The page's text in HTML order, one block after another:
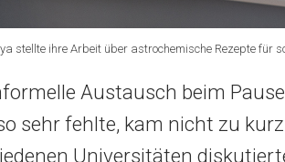
stellte ihre Arbeit über astrochemische Rezepte für
Austausch beim
sehr fehlte, kam nicht zu
Universitäten